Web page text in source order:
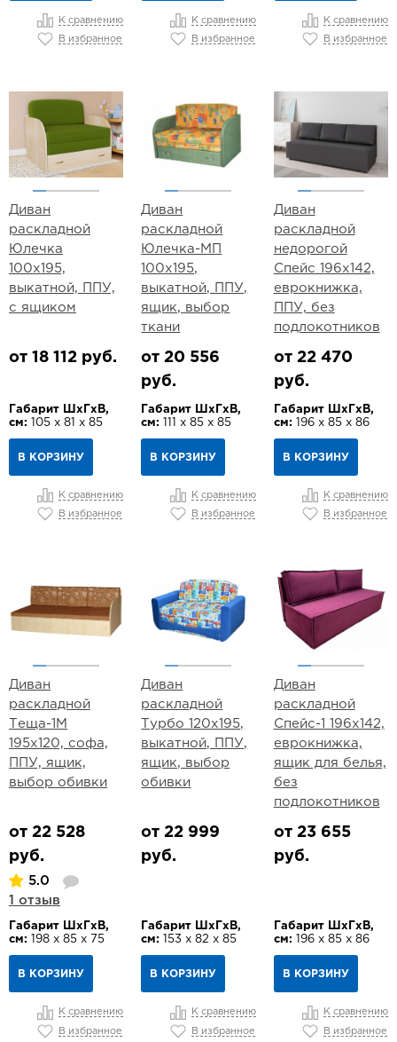
К сравнению
В избранное
К сравнению
В избранное
К сравнению
В избранное
Диван
раскладной
Юлечка
100х195,
выкатной, ППУ,
с ящиком
от 18 112 руб.
Габарит ШхГхВ,
см: 105 х 81 х 85
В КОРЗИНУ
К сравнению
В избранное
Диван
раскладной
Юлечка-МП
100х195,
выкатной, ППУ,
ящик, выбор
ткани
от 20 556
руб.
Габарит ШхГхВ,
см:
111 х 85 х 85
В КОРЗИНУ
К сравнению
В избранное
Диван
раскладной
недорогой
Спейс 196х142,
еврокнижка,
ППУ, без
подлокотников
от 22 470
руб.
Габарит ШхГхВ,
см: 196 х 85 х 86
В КОРЗИНУ
К сравнению
В избранное
Диван
раскладной
Теща-1М
195х120, софа,
ППУ, ящик,
выбор обивки
от 22 528
руб.
5.0
1 отзыв
Габарит ШхГхВ,
см: 198 х 85 х 75
В КОРЗИНУ
К сравнению
В избранное
Диван
раскладной
Турбо 120х195,
выкатной, ППУ,
ящик, выбор
обивки
от 22 999
руб.
Габарит ШхГхВ,
см:
153 х 82 х 85
В КОРЗИНУ
К сравнению
В избранное
Диван
раскладной
Спейс-1 196х142,
еврокнижка,
ящик для белья,
без
подлокотников
от 23 655
руб.
Габарит ШхГхВ,
см: 196 х 85 х 86
В КОРЗИНУ
К сравнению
В избранное